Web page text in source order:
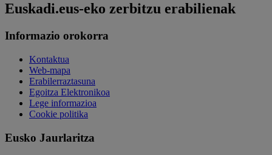
Euskadi.eus-eko zerbitzu erabilienak
Informazio orokorra
Kontaktua
Web-mapa
Erabilerraztasuna
Egoitza Elektronikoa
Lege informazioa
Cookie politika
Eusko Jaurlaritza